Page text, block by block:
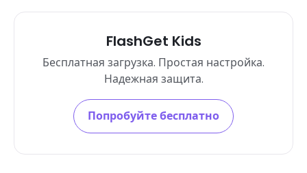
FlashGet Kids
Бесплатная загрузка. Простая настройка.
Надежная защита.
Попробуйте бесплатно